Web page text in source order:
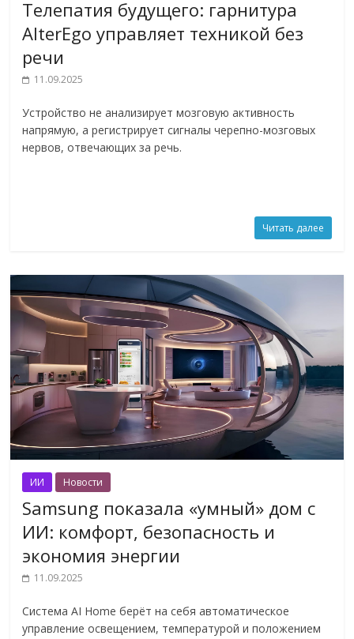
Телепатия будущего: гарнитура
AlterEgo управляет техникой без
речи
11.09.2025
Устройство не анализирует мозговую активность
напрямую, а регистрирует сигналы черепно-мозговых
нервов, отвечающих за речь.
Читать далее
ИИ Новости
Samsung показала «умный» дом с
ИИ: комфорт, безопасность и
экономия энергии
11.09.2025
Система AI Home берёт на себя автоматическое
управление освещением, температурой и положением